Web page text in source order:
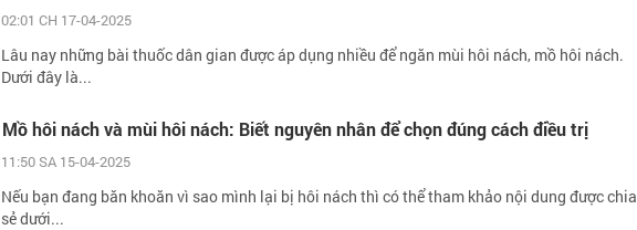
02:01 CH 17-04-2025
Lâu nay những bài thuốc dân gian được áp dụng nhiều để ngăn mùi hôi nách, mồ hôi nách.
Dưới đây là...
Mồ hôi nách và mùi hôi nách: Biết nguyên nhân để chọn đúng cách điều trị
11:50 SA 15-04-2025
Nếu bạn đang băn khoăn vì sao mình lại bị hôi nách thì có thể tham khảo nội dung được chia
sẻ dưới...